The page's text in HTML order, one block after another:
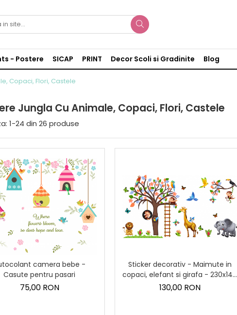
- Postere SICAP PRINT Decor Scoli si Gradinite Blog
Copaci, Flori, Castele
Jungla Cu Animale, Copaci, Flori, Castele
1-24 din 26 produse
camera bebe -
Casute pentru pasari
75,00 RON
Sticker decorativ - Maimute in
copaci, elefant si girafa - 230x140
cm
130,00 RON